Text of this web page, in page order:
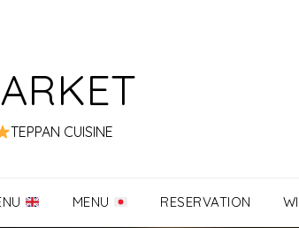
TEPPAN CUISINE
MENU RESERVATION